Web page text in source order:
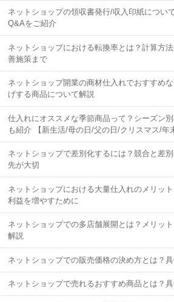
ネットショップの領収書発行/収入印紙につい
Q&Aをご紹介
ネットショップにおける転換率とは？計算方
善施策まで
ネットショップ開業の商材仕入れでおすすめ
げする商品について解説
仕入れにオススメな季節商品って？シーズン
も紹介 【新生活/母の日/父の日/クリスマス/年
ネットショップで差別化するには？競合と差
先が大切
ネットショップにおける大量仕入れのメリッ
利益を増やすために
ネットショップでの多店舗展開とは？メリッ
解説
ネットショップでの販売価格の決め方とは？
ネットショップで売れるおすすめ商品とは？